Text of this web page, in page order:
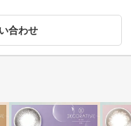
合わせ